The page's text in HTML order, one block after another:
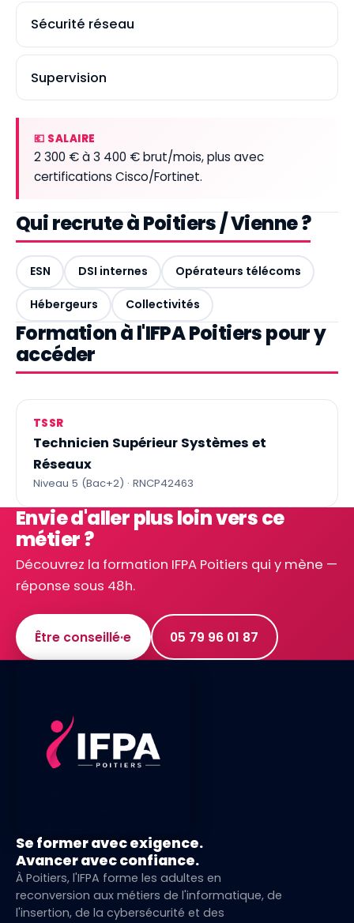
Sécurité réseau
Supervision
💶 SALAIRE
2 300 € à 3 400 € brut/mois, plus avec
certifications Cisco/Fortinet.
Qui recrute à Poitiers / Vienne ?
ESN DSI internes Opérateurs télécoms
Hébergeurs Collectivités
Formation à l'IFPA Poitiers pour y
accéder
TSSR
Technicien Supérieur Systèmes et
Réseaux
Niveau 5 (Bac+2) · RNCP42463
Envie d'aller plus loin vers ce
métier ?
Découvrez la formation IFPA Poitiers qui y mène —
réponse sous 48h.
Être conseillé·e 05 79 96 01 87
Se former avec exigence.
Avancer avec confiance.
À Poitiers, l'IFPA forme les adultes en
reconversion aux métiers de l'informatique, de
l'insertion, de la cybersécurité et des